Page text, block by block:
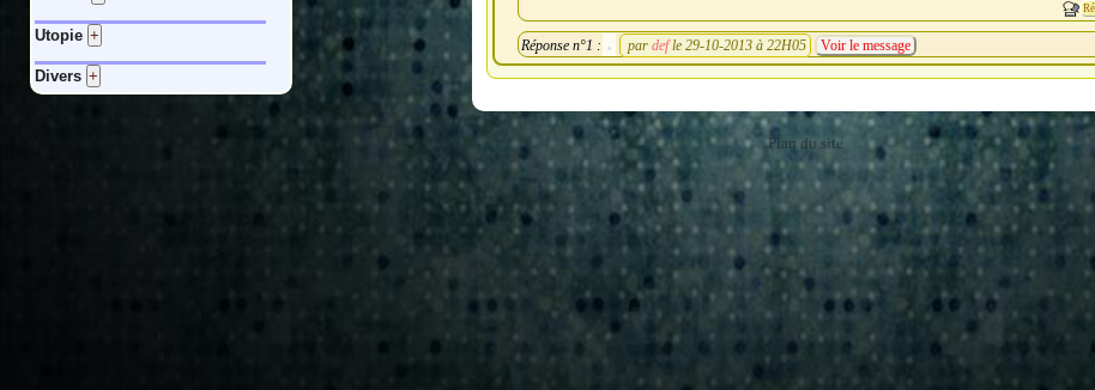
Utopie
Divers
Réponse n°1 : par def le 29-10-2013 à 22H05 Voir le message
Plan du site